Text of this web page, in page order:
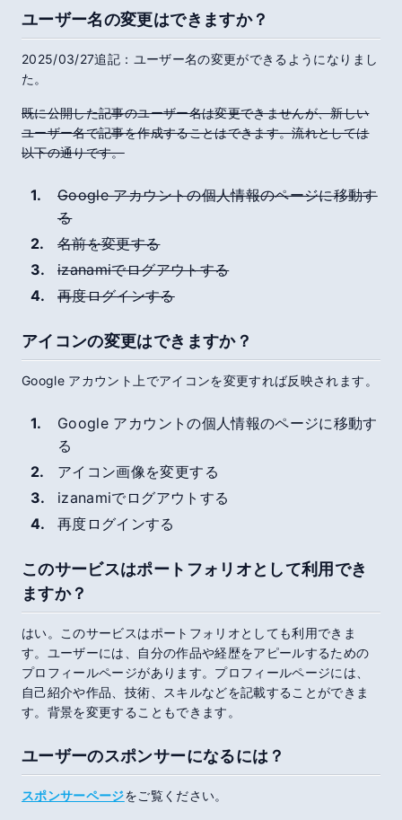
ユーザー名の変更はできますか？
2025/03/27追記：ユーザー名の変更ができるようになりまし
た。
既に公開した記事のユーザー名は変更できませんが、新しい
ユーザー名で記事を作成することはできます。流れとしては
以下の通りです。
Google アカウントの個人情報のページに移動す
る
名前を変更する
izanamiでログアウトする
再度ログインする
アイコンの変更はできますか？
Google アカウント上でアイコンを変更すれば反映されます。
Google アカウントの個人情報のページに移動す
る
アイコン画像を変更する
izanamiでログアウトする
再度ログインする
このサービスはポートフォリオとして利用でき
ますか？
はい。このサービスはポートフォリオとしても利用できま
す。ユーザーには、自分の作品や経歴をアピールするための
プロフィールページがあります。プロフィールページには、
自己紹介や作品、技術、スキルなどを記載することができま
す。背景を変更することもできます。
ユーザーのスポンサーになるには？
スポンサーページをご覧ください。